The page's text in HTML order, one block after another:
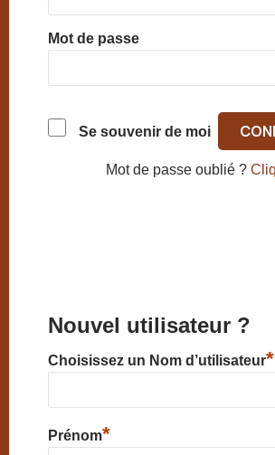
Mot de passe
Se souvenir de moi
Mot de passe oublié ?
Nouvel utilisateur ?
Choisissez un Nom d’utilisateur*
Prénom*